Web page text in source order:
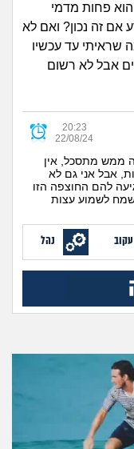
הורות ומשפחה
וסטודנטים
וקריירה
שכנים ושותפים
שעובר עליי
שאלות
הוא פחות מדמי
אם זה נכון? ואם לא
שראיתי עד עכשיו
אבל לא רשום
20:23
22/08/24
ממש מתסכל, אין
אבל אני גם לא
להם החוצפה הזו
לשמוע עצות
עקוב נהל